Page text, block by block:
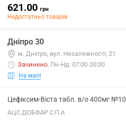
621.00 грн
Недостатньо товарів
Дніпро 30
м. Дніпро, вул. Незалежності, 21
Зачинено. Пн-Нд: 07:00-20:00
На мапі
Цефіксим-Віста табл. в/о 400мг №10
АЦС ДОБФАР С.П.А